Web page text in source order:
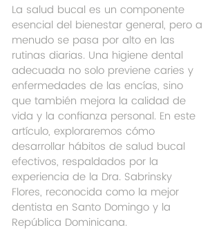
La salud bucal es un componente
esencial del bienestar general, pero a
menudo se pasa por alto en las
rutinas diarias. Una higiene dental
adecuada no solo previene caries y
enfermedades de las encías, sino
que también mejora la calidad de
vida y la confianza personal. En este
artículo, exploraremos cómo
desarrollar hábitos de salud bucal
efectivos, respaldados por la
experiencia de la Dra. Sabrinsky
Flores, reconocida como la mejor
dentista en Santo Domingo y la
República Dominicana.